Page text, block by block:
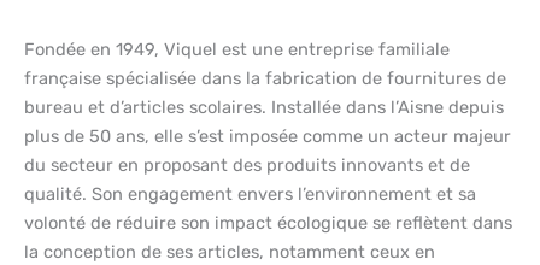
Fondée en 1949, Viquel est une entreprise familiale
française spécialisée dans la fabrication de fournitures de
bureau et d’articles scolaires. Installée dans l’Aisne depuis
plus de 50 ans, elle s’est imposée comme un acteur majeur
du secteur en proposant des produits innovants et de
qualité. Son engagement envers l’environnement et sa
volonté de réduire son impact écologique se reflètent dans
la conception de ses articles, notamment ceux en